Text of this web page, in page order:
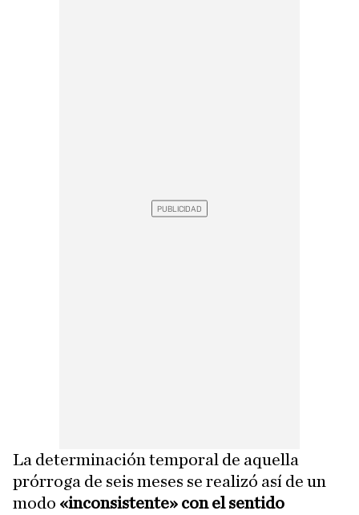
La determinación temporal de aquella
prórroga de seis meses se realizó así de un
modo «inconsistente» con el sentido